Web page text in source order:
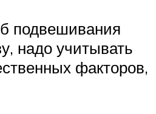
подвешивания
надо учитывать
факторов,